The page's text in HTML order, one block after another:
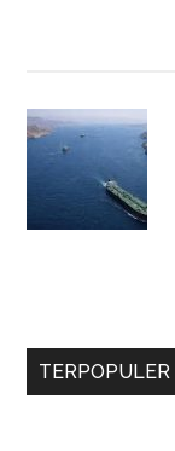
TERPOPULER